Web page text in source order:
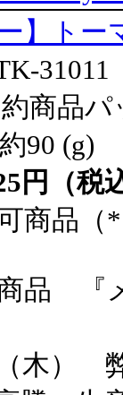
】ト
31011
品パ
(g)
（税
商品（
品 『
木）